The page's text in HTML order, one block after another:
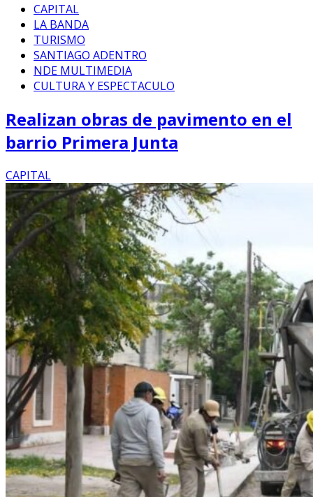
CAPITAL
LA BANDA
TURISMO
SANTIAGO ADENTRO
NDE MULTIMEDIA
CULTURA Y ESPECTACULO
Realizan obras de pavimento en el
barrio Primera Junta
CAPITAL